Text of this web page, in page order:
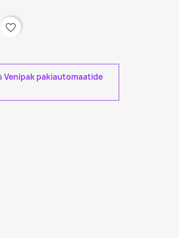
favorite_border
Venipak pakiautomaatide